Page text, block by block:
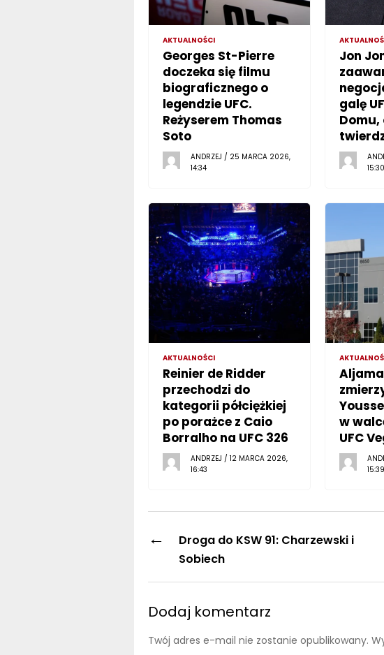
AKTUALNOŚCI
Georges St-Pierre
doczeka się filmu
biograficznego o
legendzie UFC.
Reżyserem Thomas
Soto
ANDRZEJ / 25 MARCA 2026,
14:34
Jon
galę
15:30
AKTUALNOŚCI
Reinier de Ridder
przechodzi do
kategorii półciężkiej
po porażce z Caio
Borralho na UFC 326
ANDRZEJ / 12 MARCA 2026,
16:43
w
UFC
15:39
←
Droga do KSW 91: Charzewski i
Sobiech
Dodaj komentarz
Twój adres e-mail nie zostanie opublikowany.